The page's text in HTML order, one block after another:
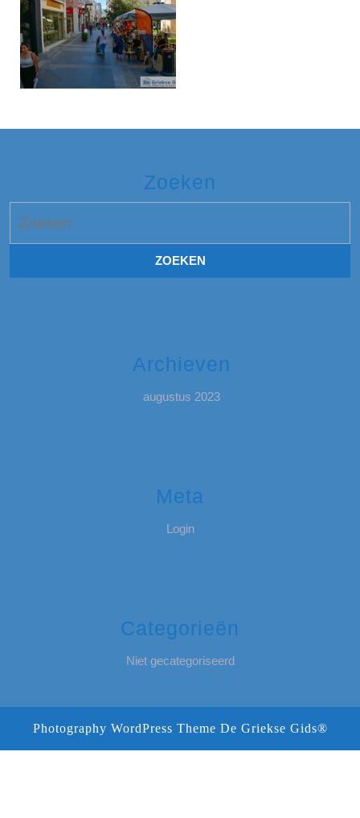
Zoeken
naar:
Archieven
augustus 2023
Meta
Login
Categorieën
Niet gecategoriseerd
Photography WordPress Theme De Griekse Gids®